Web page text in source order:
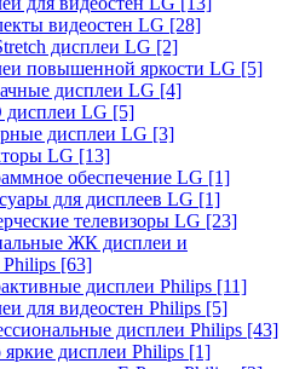
видеостен LG [28]
дисплеи LG [2]
повышенной яркости LG [5]
дисплеи LG [4]
дисплеи LG [5]
дисплеи LG [3]
LG [13]
обеспечение LG [1]
для дисплеев LG [1]
телевизоры LG [23]
ЖК дисплеи и
[63]
дисплеи Philips [11]
для видеостен Philips [5]
дисплеи Philips [43]
дисплеи Philips [1]